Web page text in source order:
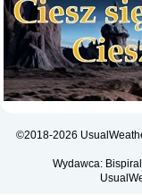
©2018-2026
Wydawca: